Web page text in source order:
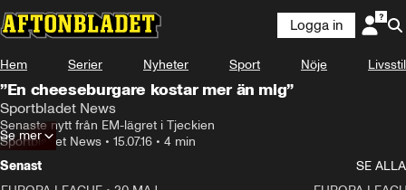
Logga in
Hem Serier Nyheter Sport Nöje Livsstil
”En cheeseburgare kostar mer än mig”
Sportbladet News
Senaste nytt från EM-lägret i Tjeckien
Sportbladet News • 15.07.16 • 4 min
Se mer
Senast
SE ALLA